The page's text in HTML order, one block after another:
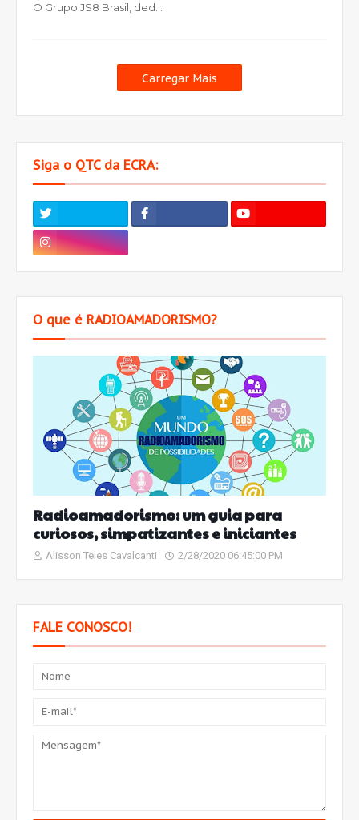
O Grupo JS8 Brasil, ded…
Carregar Mais
Siga o QTC da ECRA:
O que é RADIOAMADORISMO?
Radioamadorismo: um guia para
curiosos, simpatizantes e iniciantes
Alisson Teles Cavalcanti 2/28/2020 06:45:00 PM
FALE CONOSCO!